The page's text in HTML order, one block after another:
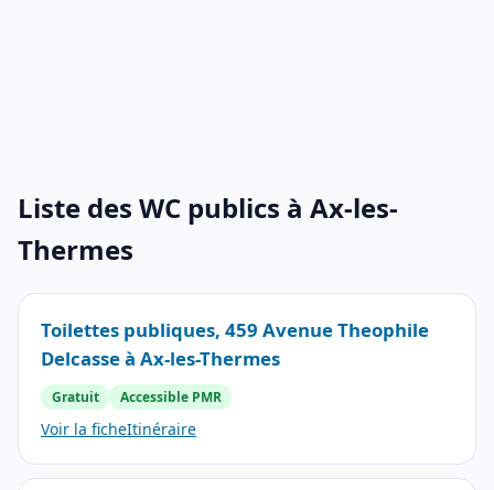
Liste des WC publics à Ax-les-
Thermes
Toilettes publiques, 459 Avenue Theophile
Delcasse à Ax-les-Thermes
Gratuit Accessible PMR
Voir la ficheItinéraire